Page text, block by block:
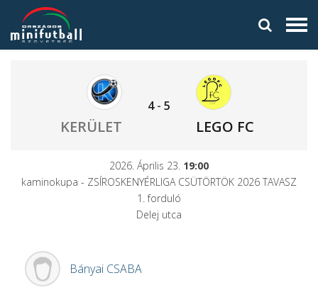
KERÜLET
4- 5
LEGO FC
2026. Április 23. 19:00
kaminokupa - ZSÍROSKENYÉRLIGA CSÜTÖRTÖK 2026 TAVASZ
1. forduló
Delej utca
Bányai CSABA